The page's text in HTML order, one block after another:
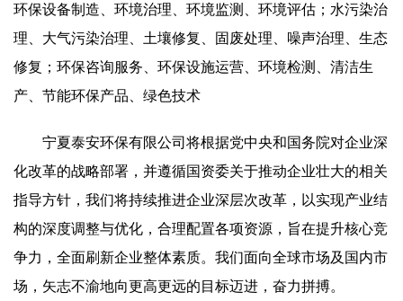
环保设备制造、环境治理、环境监测、环境评估；水污染治
理、大气污染治理、土壤修复、固废处理、噪声治理、生态
修复；环保咨询服务、环保设施运营、环境检测、清洁生
产、节能环保产品、绿色技术
宁夏泰安环保有限公司将根据党中央和国务院对企业深
化改革的战略部署，并遵循国资委关于推动企业壮大的相关
指导方针，我们将持续推进企业深层次改革，以实现产业结
构的深度调整与优化，合理配置各项资源，旨在提升核心竞
争力，全面刷新企业整体素质。我们面向全球市场及国内市
场，矢志不渝地向更高更远的目标迈进，奋力拼搏。